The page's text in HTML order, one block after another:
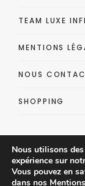
TEAM LUXE
MENTIONS
NOUS
SHOPPING
Nous utilisons
expérience sur
Vous pouvez en
dans nos